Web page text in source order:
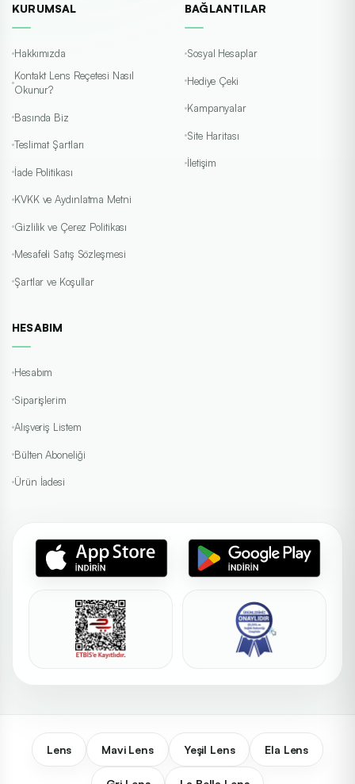
KURUMSAL
Hakkımızda
Kontakt Lens Reçetesi Nasıl
Okunur?
Basında Biz
Teslimat Şartları
İade Politikası
KVKK ve Aydınlatma Metni
Gizlilik ve Çerez Politikası
Mesafeli Satış Sözleşmesi
Şartlar ve Koşullar
BAĞLANTILAR
Sosyal Hesaplar
Hediye Çeki
Kampanyalar
Site Haritası
İletişim
HESABIM
Hesabım
Siparişlerim
Alışveriş Listem
Bülten Aboneliği
Ürün İadesi
Lens Mavi Lens Yeşil Lens Ela Lens